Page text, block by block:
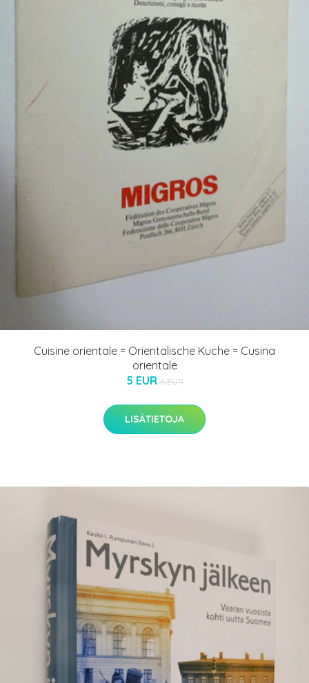
Cuisine orientale = Orientalische Kuche = Cusina
orientale
5 EUR 6 EUR
LISÄTIETOJA